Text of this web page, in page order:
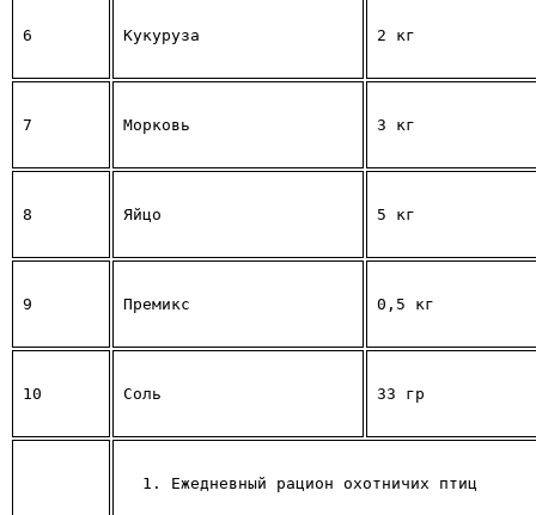
6 Кукуруза 2 кг
7 Морковь 3 кг
8 Яйцо 5 кг
9 Премикс 0,5 кг
10 Соль 33 гр
Ежедневный рацион охотничих птиц